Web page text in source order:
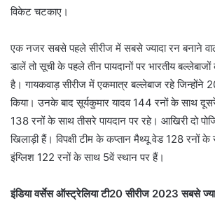
विकेट चटकाए।
एक नजर सबसे पहले सीरीज में सबसे ज्यादा रन बनाने
डालें तो सूची के पहले तीन पायदानों पर भारतीय
है। गायकवाड़ सीरीज में एकमात्र बल्लेबाज रहे जिन्होंने
किया। उनके बाद सूर्यकुमार यादव 144 रनों के साथ
138 रनों के साथ तीसरे पायदान पर रहे। आखिरी दो
खिलाड़ी हैं। विपक्षी टीम के कप्तान मैथ्यू वेड 128 रनों
इंग्लिश 122 रनों के साथ 5वें स्थान पर हैं।
इंडिया वर्सेस ऑस्ट्रेलिया टी20 सीरीज 2023 सबसे